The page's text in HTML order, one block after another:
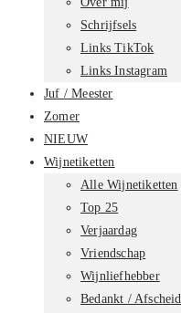
Schrijfsels
Links TikTok
Links Instagram
Juf / Meester
Zomer
NIEUW
Wijnetiketten
Alle Wijnetiketten
Top 25
Verjaardag
Vriendschap
Wijnliefhebber
Bedankt / Afscheid